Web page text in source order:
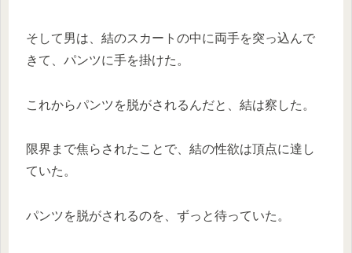
そして男は、結のスカートの中に両手を突っ込んで
きて、パンツに手を掛けた。
これからパンツを脱がされるんだと、結は察した。
限界まで焦らされたことで、結の性欲は頂点に達し
ていた。
パンツを脱がされるのを、ずっと待っていた。